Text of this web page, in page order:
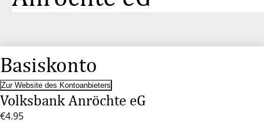
Basiskonto
Zur Website des Kontoanbieters
Volksbank Anröchte eG
€4.95